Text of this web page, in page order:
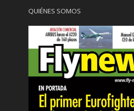
QUIÉNES SOMOS